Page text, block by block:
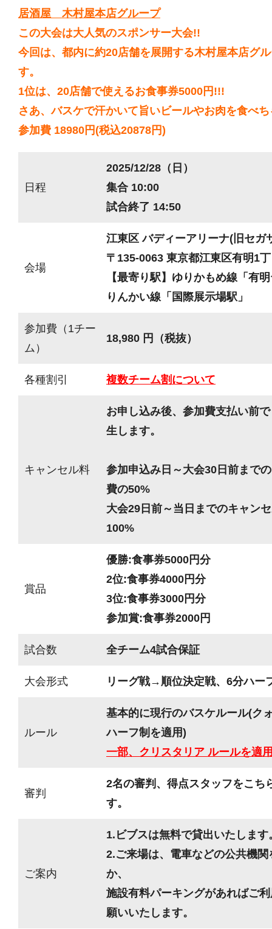
居酒屋 木村屋本店グループ
この大会は大人気のスポンサー大会!!
今回は、都内に約20店舗を展開する木村屋本店グ
す。
1位は、20店舗で使えるお食事券5000円!!!
さあ、バスケで汗かいて旨いビールやお肉を食べ
参加費 18980円(税込20878円)
日程
2025/12/28（日）
集合 10:00
試合終了 14:50
会場
江東区 バディーアリーナ(旧セガ
〒135-0063 東京都江東区有明1
【最寄り駅】ゆりかもめ線「有
りんかい線「国際展示場駅」
参加費（1チー
ム）
18,980 円（税抜）
各種割引 複数チーム割について
キャンセル料
お申し込み後、参加費支払い前
生します。
参加申込み日～大会30日前まで
費の50%
大会29日前～当日までのキャン
100%
賞品
優勝:食事券5000円分
2位:食事券4000円分
3位:食事券3000円分
参加賞:食事券2000円
試合数 全チーム4試合保証
大会形式 リーグ戦→順位決定戦、6分ハー
ルール
基本的に現行のバスケルール(ク
ハーフ制を適用)
一部、クリスタリア ルールを適
審判
2名の審判、得点スタッフをこち
す。
ご案内
1.ビブスは無料で貸出いたします
2.ご来場は、電車などの公共機
か、
施設有料パーキングがあればご
願いいたします。